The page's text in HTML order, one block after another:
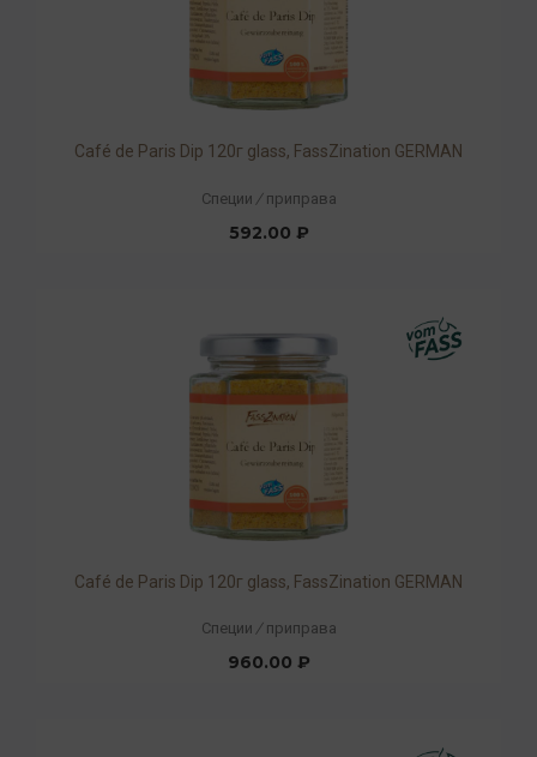
Café de Paris Dip 120г glass, FassZination GERMAN
Специи / приправа
592.00 ₽
Café de Paris Dip 120г glass, FassZination GERMAN
Специи / приправа
960.00 ₽